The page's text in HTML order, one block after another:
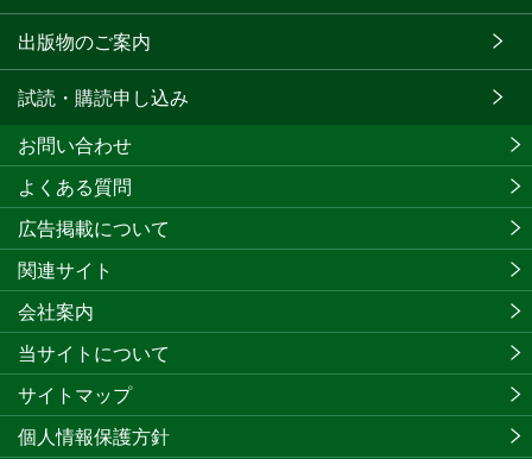
出版物のご案内
試読・購読申し込み
お問い合わせ
よくある質問
広告掲載について
関連サイト
会社案内
当サイトについて
サイトマップ
個人情報保護方針